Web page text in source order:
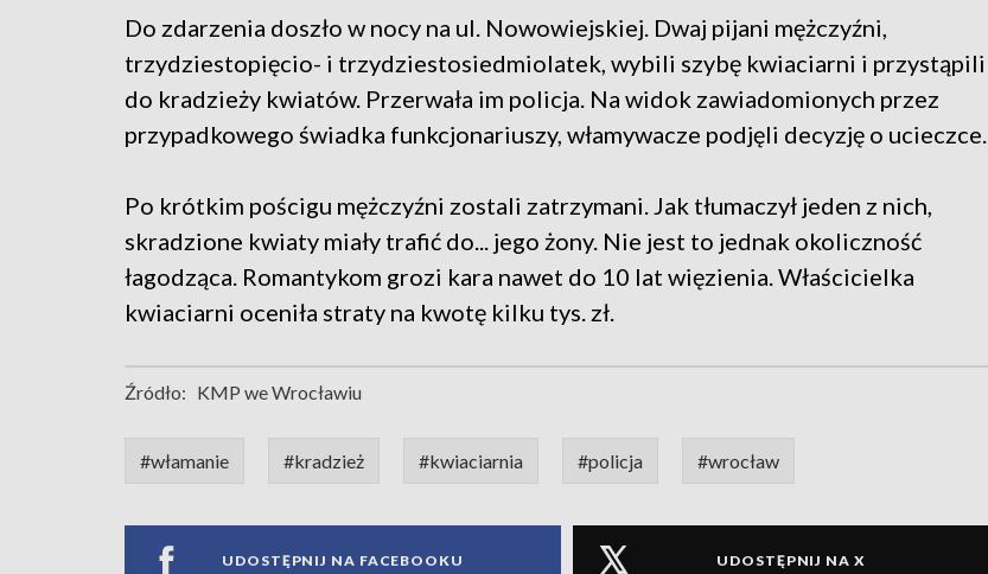
Do zdarzenia doszło w nocy na ul. Nowowiejskiej. Dwaj pijani mężczyźni,
trzydziestopięcio- i trzydziestosiedmiolatek, wybili szybę kwiaciarni i przystąpili
do kradzieży kwiatów. Przerwała im policja. Na widok zawiadomionych przez
przypadkowego świadka funkcjonariuszy, włamywacze podjęli decyzję o ucieczce.
Po krótkim pościgu mężczyźni zostali zatrzymani. Jak tłumaczył jeden z nich,
skradzione kwiaty miały trafić do... jego żony. Nie jest to jednak okoliczność
łagodząca. Romantykom grozi kara nawet do 10 lat więzienia. Właścicielka
kwiaciarni oceniła straty na kwotę kilku tys. zł.
Źródło: KMP we Wrocławiu
#włamanie #kradzież #kwiaciarnia #policja #wrocław
UDOSTĘPNIJ NA FACEBOOKU UDOSTĘPNIJ NA X